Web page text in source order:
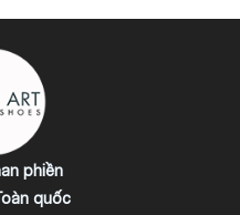
phiền
quốc